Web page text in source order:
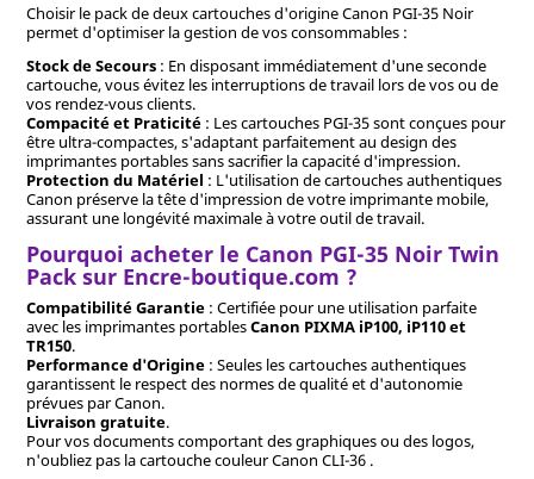
Choisir le pack de deux cartouches d'origine Canon PGI-35 Noir
permet d'optimiser la gestion de vos consommables :
Stock de Secours: En disposant immédiatement d'une seconde
cartouche, vous évitez les interruptions de travail lors de vos ou de
vos rendez-vous clients.
Compacité et Praticité: Les cartouches PGI-35 sont conçues pour
être ultra-compactes, s'adaptant parfaitement au design des
imprimantes portables sans sacrifier la capacité d'impression.
Protection du Matériel : L'utilisation de cartouches authentiques
Canon préserve la tête d'impression de votre imprimante mobile,
assurant une longévité maximale à votre outil de travail.
Pourquoi acheter le Canon PGI-35 Noir Twin
Pack sur Encre-boutique.com ?
Compatibilité Garantie: Certifiée pour une utilisation parfaite
avec les imprimantes portablesCanon PIXMA iP100, iP110 et
TR150.
Performance d'Origine: Seules les cartouches authentiques
garantissent le respect des normes de qualité et d'autonomie
prévues par Canon.
Livraison gratuite.
Pour vos documents comportant des graphiques ou des logos,
n'oubliez pas la cartouche couleur Canon CLI-36 .